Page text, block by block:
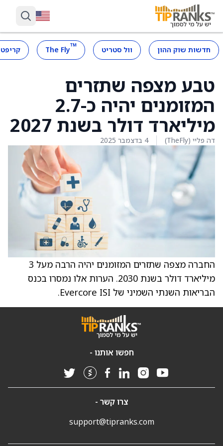
חדשות שוק ההון וול סטריט ™
The Fly
טבע מצפה שתזרים
המזומנים יהיה כ-2.7
מיליארד דולר בשנת 2027
דה פליי (TheFly) 4 בדצמבר 2025
החברה מצפה שתזרים המזומנים יהיה הרבה מעל 3
מיליארד דולר בשנת 2030. הערות אלו נמסרו בכנס
הבריאות השנתי השמיני של Evercore ISI.
חפשו אותנו -
צרו קשר -
support@tipranks.com